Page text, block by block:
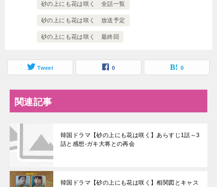
砂の上にも花は咲く 全話一覧
砂の上にも花は咲く 放送予定
砂の上にも花は咲く 最終回
Tweet 0 0
関連記事
韓国ドラマ【砂の上にも花は咲く】あらすじ1話～3
話と感想-ガキ大将との再会
韓国ドラマ【砂の上にも花は咲く】相関図とキャス